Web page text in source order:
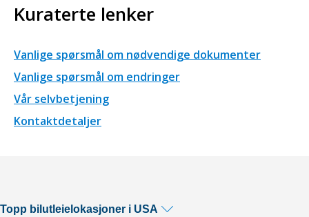
Kuraterte lenker
Vanlige spørsmål om nødvendige dokumenter
Vanlige spørsmål om endringer
Vår selvbetjening
Kontaktdetaljer
Topp bilutleielokasjoner i USA